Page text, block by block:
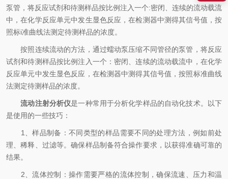
泵管，将反应试剂和待测样品按比例注入一个:密闭、连续的流动载流
中，在化学反应单元中发生显色反应，在检测器中测得其信号值，按
照标i准曲线法测定待测样品的浓度。
按照连续流动的方法，通过蠕动泵压缩不同管径的泵管，将反应
试剂和待测样品按比例注入一个：密闭、连续的流动载流中，在化学
反应单元中发生显色反应，在检测器中测得其信号值，按照标准曲线
法测定待测样品的浓度。
流动注射分析仪是一种常用于分析化学样品的自动化技术。以下
是使用的一些技巧：
1、样品制备：不同类型的样品需要不同的处理方法，例如前处
理、稀释、过滤等。确保样品制备符合操作要求，以获得准确可靠的
结果。
2、流体控制：操作需要严格的流体控制，确保流速、压力和温